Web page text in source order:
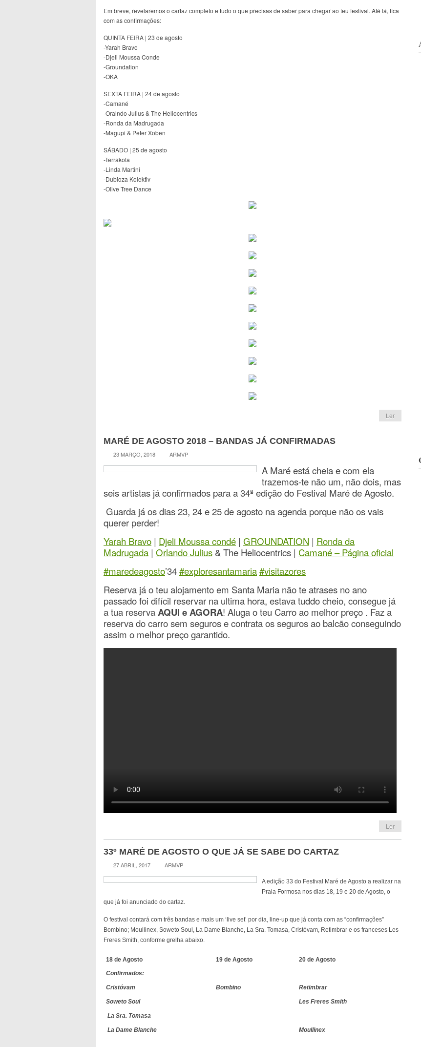
Em breve, revelaremos o cartaz completo e tudo o que precisas de saber para chegar ao teu festival. Até lá, fica
com as confirmações:
QUINTA FEIRA | 23 de agosto
-Yarah Bravo
-Djeli Moussa Conde
-Groundation
-OKA
SEXTA FEIRA | 24 de agosto
-Camané
-Oralndo Julius & The Heliocentrics
-Ronda da Madrugada
-Magupi & Peter Xoben
SÁBADO | 25 de agosto
-Terrakota
-Linda Martini
-Dubioza Kolektiv
-Olive Tree Dance
Ler
MARÉ DE AGOSTO 2018 – BANDAS JÁ CONFIRMADAS
23 MARÇO, 2018 ARMVP
A Maré está cheia e com ela
trazemos-te não um, não dois, mas
seis artistas já confirmados para a 34ª edição do Festival Maré de Agosto.
Guarda já os dias 23, 24 e 25 de agosto na agenda porque não os vais
querer perder!
Yarah Bravo | Djeli Moussa condé | GROUNDATION | Ronda da
Madrugada | Orlando Julius & The Heliocentrics | Camané – Página oficial
#maredeagosto’34#exploresantamaria#visitazores
Reserva já o teu alojamento em Santa Maria não te atrases no ano
passado foi difícil reservar na ultima hora, estava tuddo cheio, consegue já
a tua reservaAQUI e AGORA! Aluga o teu Carro ao melhor preço . Faz a
reserva do carro sem seguros e contrata os seguros ao balcão conseguindo
assim o melhor preço garantido.
Ler
33º MARÉ DE AGOSTO O QUE JÁ SE SABE DO CARTAZ
27 ABRIL, 2017 ARMVP
A edição 33 do Festival Maré de Agosto a realizar na
Praia Formosa nos dias 18, 19 e 20 de Agosto, o
que já foi anunciado do cartaz.
O festival contará com três bandas e mais um ‘live set’ por dia, line-up que já conta com as “confirmações”
Bombino; Moullinex, Soweto Soul, La Dame Blanche, La Sra. Tomasa, Cristóvam, Retimbrar e os franceses Les
Freres Smith, conforme grelha abaixo.
18 de Agosto 19 de Agosto
20 de Agosto
Confirmados:
Cristóvam Bombino Retimbrar
Soweto Soul Les Freres Smith
La Sra. Tomasa
La Dame Blanche Moullinex